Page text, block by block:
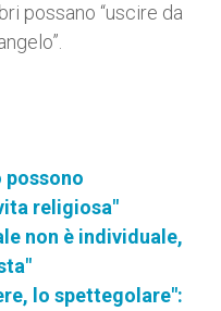
possano “uscire da
possono
religiosa"
non è individuale,
lo spettegolare":